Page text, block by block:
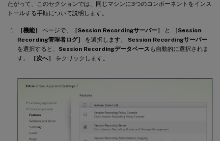
たがって、このセクションでは、同じマシンに3つのコンポーネントをインス
トールする手順について説明します。
［機能］ ページで、 ［Session Recordingサーバー］ と
［Session
Recording管理者ログ］
を選択します。 Session Recordingサーバー
を選択すると、 Session Recordingデータベース も自動的に選択されま
す。
［次へ］ をクリックします。